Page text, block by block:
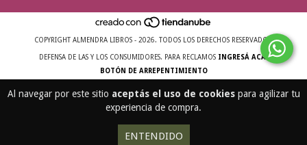
Al navegar por este sitio aceptás el uso de cookiespara agilizar tu
experiencia de compra.
ENTENDIDO
COPYRIGHT ALMENDRA LIBROS - 2026. TODOS LOS DERECHOS RESERVADOS.
DEFENSA DE LAS Y LOS CONSUMIDORES. PARA RECLAMOS INGRESÁ ACÁ.
BOTÓN DE ARREPENTIMIENTO